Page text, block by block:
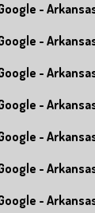
-
-
-
-
-
-
-